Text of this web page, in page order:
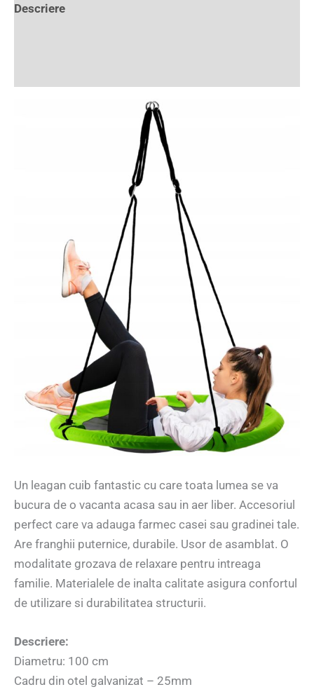
Descriere
Un leagan cuib fantastic cu care toata lumea se va
bucura de o vacanta acasa sau in aer liber. Accesoriul
perfect care va adauga farmec casei sau gradinei tale.
Are franghii puternice, durabile. Usor de asamblat. O
modalitate grozava de relaxare pentru intreaga
familie. Materialele de inalta calitate asigura confortul
de utilizare si durabilitatea structurii.
Descriere:
Diametru: 100 cm
Cadru din otel galvanizat – 25mm